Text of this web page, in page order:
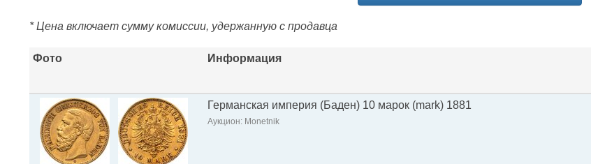
* Цена включает сумму комиссии, удержанную с продавца
Фото Информация
Германская империя (Баден) 10 марок (mark) 1881
Аукцион: Monetnik